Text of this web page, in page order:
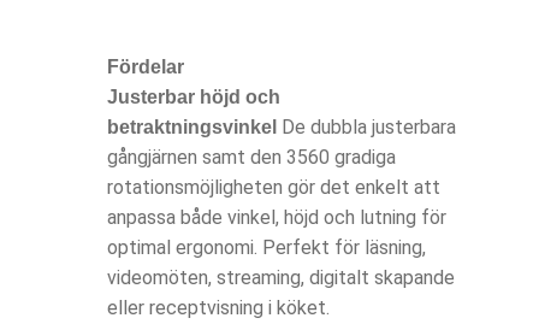
Fördelar
Justerbar höjd och
betraktningsvinkel De dubbla justerbara
gångjärnen samt den 3560 gradiga
rotationsmöjligheten gör det enkelt att
anpassa både vinkel, höjd och lutning för
optimal ergonomi. Perfekt för läsning,
videomöten, streaming, digitalt skapande
eller receptvisning i köket.